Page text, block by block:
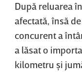
După reluarea
afectată, însă
concurent a
a lăsat o
kilometru şi